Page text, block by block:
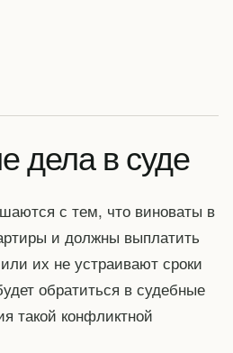
дела в суде
с тем, что виноваты в
и должны выплатить
их не устраивают сроки
обратиться в судебные
такой конфликтной